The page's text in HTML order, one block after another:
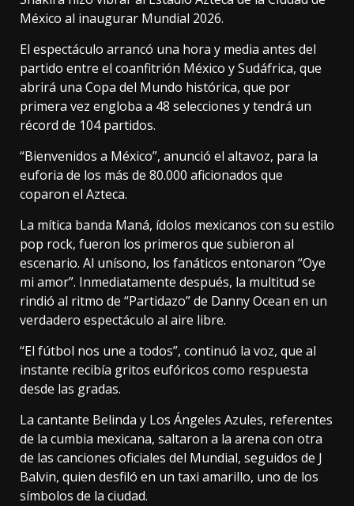
México al inaugurar Mundial 2026.
El espectáculo arrancó una hora y media antes del
partido entre el coanfitrión México y Sudáfrica, que
abrirá una Copa del Mundo histórica, que por
primera vez engloba a 48 selecciones y tendrá un
récord de 104 partidos.
“Bienvenidos a México”, anunció el altavoz, para la
euforia de los más de 80.000 aficionados que
coparon el Azteca.
La mítica banda Maná, ídolos mexicanos con su estilo
pop rock, fueron los primeros que subieron al
escenario. Al unísono, los fanáticos entonaron “Oye
mi amor”. Inmediatamente después, la multitud se
rindió al ritmo de “Partidazo” de Danny Ocean en un
verdadero espectáculo al aire libre.
“El fútbol nos une a todos”, continuó la voz, que al
instante recibía gritos eufóricos como respuesta
desde las gradas.
La cantante Belinda y Los Ángeles Azules, referentes
de la cumbia mexicana, saltaron a la arena con otra
de las canciones oficiales del Mundial, seguidos de J
Balvin, quien desfiló en un taxi amarillo, uno de los
símbolos de la ciudad.